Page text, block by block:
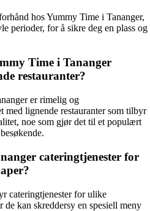
hos Yummy Time i Tananger,
perioder, for å sikre deg en plass og
Time i Tananger
restauranter?
er rimelig og
med lignende restauranter som tilbyr
noe som gjør det til et populært
cateringtjenester for
cateringtjenester for ulike
de kan skreddersy en spesiell meny